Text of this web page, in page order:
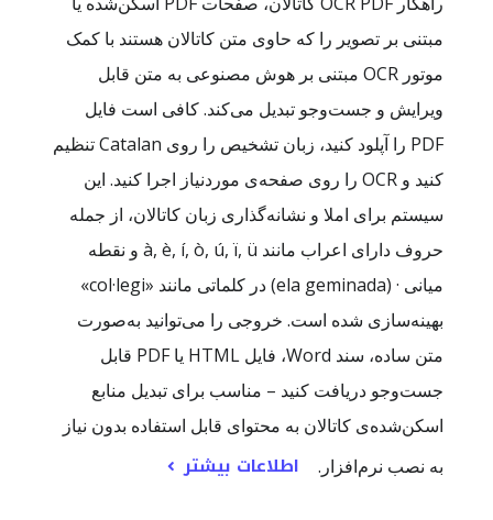
مبتنی بر تصویر را که حاوی متن کاتالان هستند با کمک
موتور OCR مبتنی بر هوش مصنوعی به متن قابل
ویرایش و جست‌وجو تبدیل می‌کند. کافی است فایل
PDF را آپلود کنید، زبان تشخیص را روی Catalan تنظیم
کنید و OCR را روی صفحه‌ی موردنیاز اجرا کنید. این
سیستم برای املا و نشانه‌گذاری زبان کاتالان، از جمله
حروف دارای اعراب مانند à, è, í, ò, ú, ï, ü و نقطه
میانی · (ela geminada) در کلماتی مانند «col·legi»
بهینه‌سازی شده است. خروجی را می‌توانید به‌صورت
متن ساده، سند Word، فایل HTML یا PDF قابل
جست‌وجو دریافت کنید – مناسب برای تبدیل منابع
اسکن‌شده‌ی کاتالان به محتوای قابل استفاده بدون نیاز
به نصب نرم‌افزار.
اطلاعات بیشتر